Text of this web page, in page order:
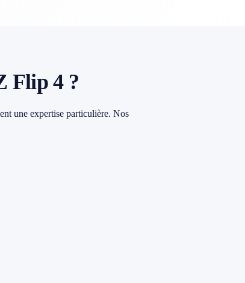
Flip 4 ?
une expertise particulière. Nos